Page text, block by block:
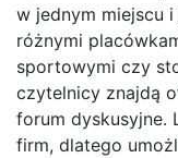
w jednym miejscu i
różnymi
sportowymi czy
czytelnicy znajdą
forum dyskusyjne.
firm, dlatego